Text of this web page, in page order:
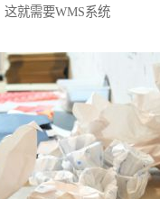
就需要WMS系统